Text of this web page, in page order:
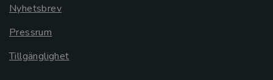
Nyhetsbrev
Pressrum
Tillgänglighet